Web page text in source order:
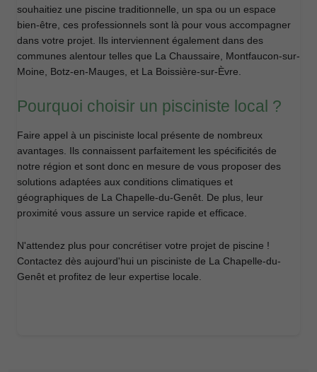
souhaitiez une piscine traditionnelle, un spa ou un espace
bien-être, ces professionnels sont là pour vous accompagner
dans votre projet. Ils interviennent également dans des
communes alentour telles que La Chaussaire, Montfaucon-sur-
Moine, Botz-en-Mauges, et La Boissière-sur-Èvre.
Pourquoi choisir un pisciniste local ?
Faire appel à un pisciniste local présente de nombreux
avantages. Ils connaissent parfaitement les spécificités de
notre région et sont donc en mesure de vous proposer des
solutions adaptées aux conditions climatiques et
géographiques de La Chapelle-du-Genêt. De plus, leur
proximité vous assure un service rapide et efficace.
N'attendez plus pour concrétiser votre projet de piscine !
Contactez dès aujourd'hui un pisciniste de La Chapelle-du-
Genêt et profitez de leur expertise locale.